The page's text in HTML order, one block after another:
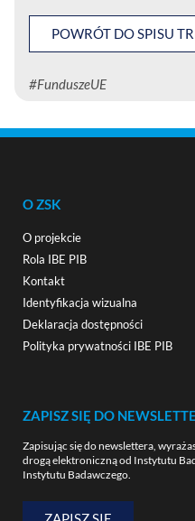
POWRÓT DO SPISU
#FunduszeUE
O ZSK
O projekcie
Rola IBE PIB
Kontakt
Identyfikacja wizualna
Deklaracja dostępności
Polityka prywatności IBE PIB
ZAPISZ SIĘ DO
Zapisując się do newslettera,
drogą elektroniczną od Instytutu
Instytutu Badawczego.